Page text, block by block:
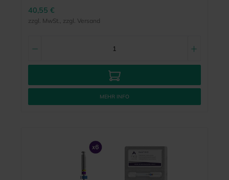
40,55 €
zzgl. MwSt., zzgl. Versand
MEHR INFO